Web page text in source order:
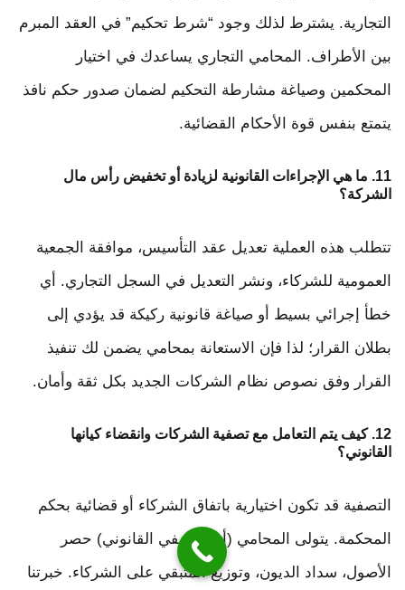
التجارية. يشترط لذلك وجود “شرط تحكيم” في العقد المبرم
بين الأطراف. المحامي التجاري يساعدك في اختيار
المحكمين وصياغة مشارطة التحكيم لضمان صدور حكم نافذ
يتمتع بنفس قوة الأحكام القضائية.
11. ما هي الإجراءات القانونية لزيادة أو تخفيض رأس مال
الشركة؟
تتطلب هذه العملية تعديل عقد التأسيس، موافقة الجمعية
العمومية للشركاء، ونشر التعديل في السجل التجاري. أي
خطأ إجرائي بسيط أو صياغة قانونية ركيكة قد يؤدي إلى
بطلان القرار؛ لذا فإن الاستعانة بمحامي يضمن لك تنفيذ
القرار وفق نصوص نظام الشركات الجديد بكل ثقة وأمان.
12. كيف يتم التعامل مع تصفية الشركات وانقضاء كيانها
القانوني؟
التصفية قد تكون اختيارية باتفاق الشركاء أو قضائية بحكم
المحكمة. يتولى المحامي (أو المصفي القانوني) حصر
الأصول، سداد الديون، وتوزيع المتبقي على الشركاء. خبرتنا